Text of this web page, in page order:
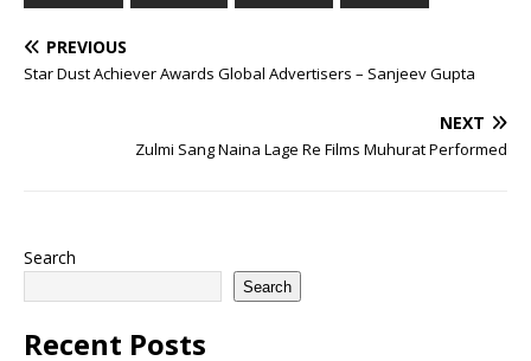
PREVIOUS
Star Dust Achiever Awards Global Advertisers – Sanjeev Gupta
NEXT
Zulmi Sang Naina Lage Re Films Muhurat Performed
Search
Search
Recent Posts